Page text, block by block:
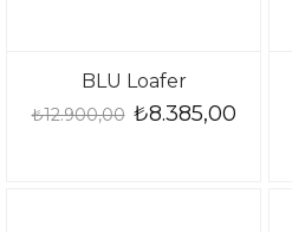
BLU Loafer
₺8.385,00
₺12.900,00